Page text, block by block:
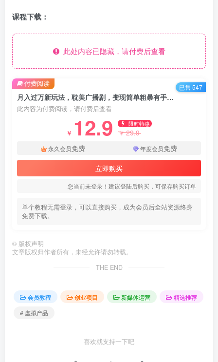
课程下载：
此处内容已隐藏，请付费后查看
月入过万新玩法，耽美广播剧，变现简单粗暴有手就会
此内容为付费阅读，请付费后查看
￥ 12.9 限时特惠
￥29.9
永久会员免费 年度会员免费
立即购买
您当前未登录！建议登陆后购买，可保存购买订单
单个教程无需登录，可以直接购买，成为会员后全站资源终身
免费下载。
付费阅读 已售 547
© 版权声明
文章版权归作者所有，未经允许请勿转载。
THE END
会员教程 创业项目 新媒体运营
精选推荐
# 虚拟产品
喜欢就支持一下吧